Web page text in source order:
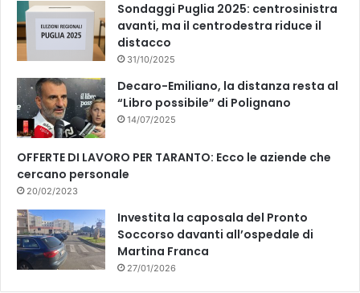
Sondaggi Puglia 2025: centrosinistra
avanti, ma il centrodestra riduce il
distacco
31/10/2025
Decaro-Emiliano, la distanza resta al
“Libro possibile” di Polignano
14/07/2025
OFFERTE DI LAVORO PER TARANTO: Ecco le aziende che
cercano personale
20/02/2023
Investita la caposala del Pronto
Soccorso davanti all’ospedale di
Martina Franca
27/01/2026